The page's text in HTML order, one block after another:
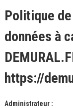
Politique
données à
https://
Administrateur :